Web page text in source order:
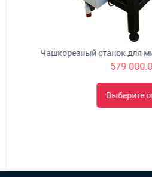
Чашкорезный станок для
579
Выберите